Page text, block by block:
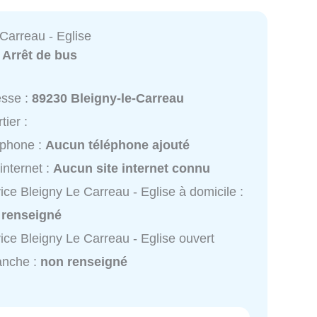
- Eglise
Arrêt de bus
:89230 Bleigny-le-Carreau
:
:Aucun téléphone ajouté
:Aucun site internet connu
Bleigny Le Carreau - Eglise à domicile :
Bleigny Le Carreau - Eglise ouvert
: non renseigné